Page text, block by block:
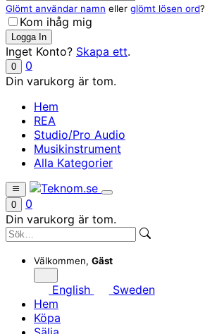
Glömt användar namn eller glömt lösen ord?
Kom ihåg mig
Inget Konto? Skapa ett.
0
0
Din varukorg är tom.
Hem
REA
Studio/Pro Audio
Musikinstrument
Alla Kategorier
0
0
Din varukorg är tom.
Välkommen, Gäst
English
Sweden
Hem
Köpa